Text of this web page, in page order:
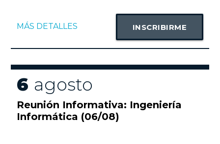
MÁS DETALLES INSCRIBIRME
6 agosto
Reunión Informativa: Ingeniería
Informática (06/08)